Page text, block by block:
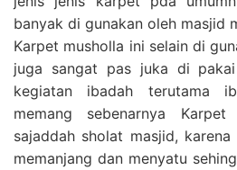
banyak di gunakan oleh masjid
Karpet musholla ini selain di
juga sangat pas juka di
kegiatan ibadah terutama
memang sebenarnya
sajaddah sholat masjid,
memanjang dan menyatu